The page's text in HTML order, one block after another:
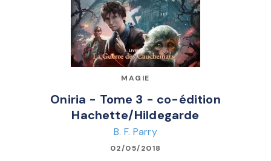
MAGIE
Oniria - Tome 3 - co-édition
Hachette/Hildegarde
B. F. Parry
02/05/2018